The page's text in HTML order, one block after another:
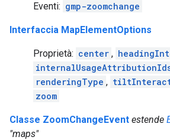
Eventi: gmp-zoomchange
Interfaccia MapElementOptions
Proprietà: center ,
renderingType ,
zoom
Classe ZoomChangeEvent estende
"maps"